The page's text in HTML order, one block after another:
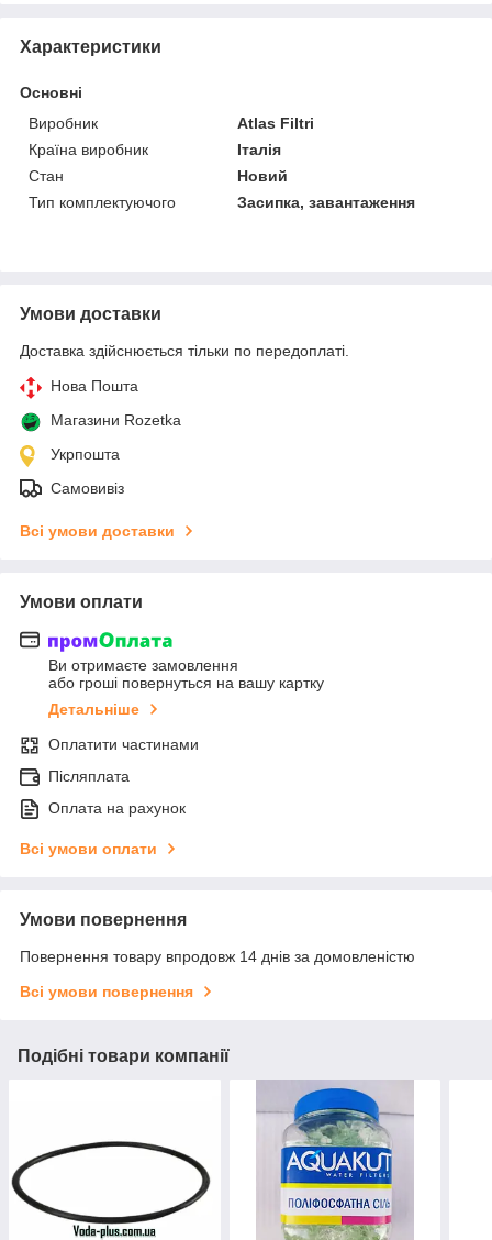
Характеристики
Основні
Виробник
Atlas Filtri
Країна виробник
Італія
Стан
Новий
Тип комплектуючого
Засипка, завантаження
Умови доставки
Доставка здійснюється тільки по передоплаті.
Нова Пошта
Магазини Rozetka
Укрпошта
Самовивіз
Всі умови доставки
Умови оплати
Ви отримаєте замовлення
або гроші повернуться на вашу картку
Детальніше
Оплатити частинами
Післяплата
Оплата на рахунок
Всі умови оплати
Умови повернення
Повернення товару впродовж 14 днів за домовленістю
Всі умови повернення
Подібні товари компанії